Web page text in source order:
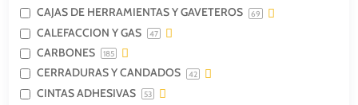
CAJAS DE HERRAMIENTAS Y GAVETEROS 69
CALEFACCION Y GAS 47
CARBONES 185
CERRADURAS Y CANDADOS 42
CINTAS ADHESIVAS 53